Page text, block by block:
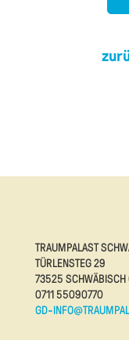
TRAUMPALAST
TÜRLENSTEG 29
73525 SCHWÄBISCH
0711 55090770
GD-